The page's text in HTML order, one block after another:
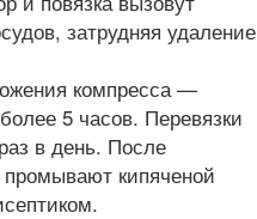
затрудняя удаление
компресса —
5 часов. Перевязки
в день. После
кипяченой